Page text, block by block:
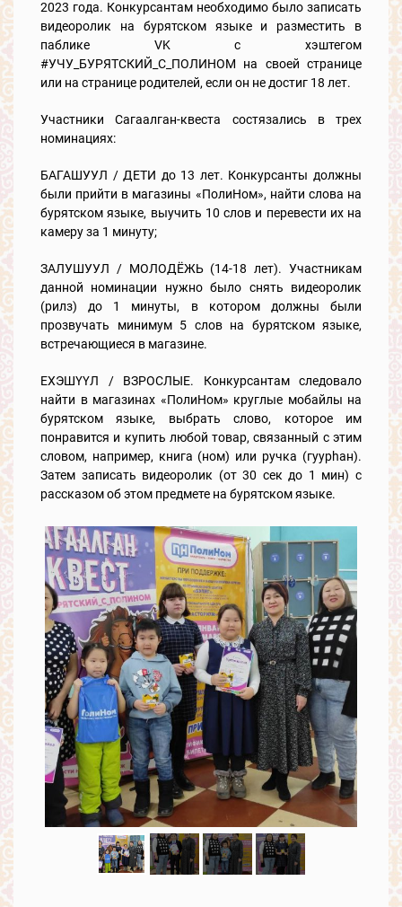
2023 года. Конкурсантам необходимо было записать
видеоролик на бурятском языке и разместить в
паблике VK с хэштегом
#УЧУ_БУРЯТСКИЙ_С_ПОЛИНОМ на своей странице
или на странице родителей, если он не достиг 18 лет.
Участники Сагаалган-квеста состязались в трех
номинациях:
БАГАШУУЛ / ДЕТИ до 13 лет. Конкурсанты должны
были прийти в магазины «ПолиНом», найти слова на
бурятском языке, выучить 10 слов и перевести их на
камеру за 1 минуту;
ЗАЛУШУУЛ / МОЛОДЁЖЬ (14-18 лет). Участникам
данной номинации нужно было снять видеоролик
(рилз) до 1 минуты, в котором должны были
прозвучать минимум 5 слов на бурятском языке,
встречающиеся в магазине.
ЕХЭШҮҮЛ / ВЗРОСЛЫЕ. Конкурсантам следовало
найти в магазинах «ПолиНом» круглые мобайлы на
бурятском языке, выбрать слово, которое им
понравится и купить любой товар, связанный с этим
словом, например, книга (ном) или ручка (гуурhан).
Затем записать видеоролик (от 30 сек до 1 мин) с
рассказом об этом предмете на бурятском языке.